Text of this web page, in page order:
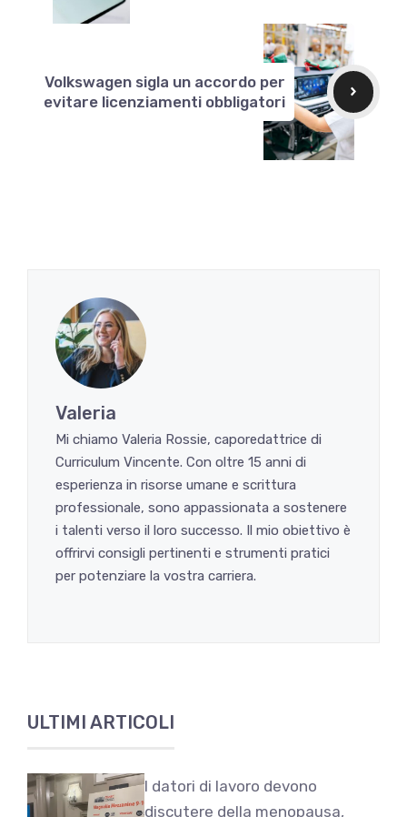
Volkswagen sigla un accordo per
evitare licenziamenti obbligatori
Valeria
Mi chiamo Valeria Rossie, caporedattrice di
Curriculum Vincente. Con oltre 15 anni di
esperienza in risorse umane e scrittura
professionale, sono appassionata a sostenere
i talenti verso il loro successo. Il mio obiettivo è
offrirvi consigli pertinenti e strumenti pratici
per potenziare la vostra carriera.
ULTIMI ARTICOLI
I datori di lavoro devono
discutere della menopausa,